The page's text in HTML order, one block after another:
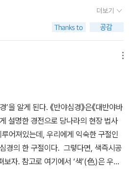
니다.시간을 가지고 두고두고 반복해서
이나마 다가갈 수 있지 않을까 싶네
혼'에서 주인공들이 '반야바라밀'이라 읊
'아제아제 바라아제', '색즉시공', '사바
용한 영화제목들 가끔식 접하곤 했었지
총 260자로 구성된 경전으로 원래 60
의 핵심을 응축해 담은 것이랍니다.내
어떻게 하면 반야(오묘한 지혜)를 이
있는지 들려주는 이야기라 하구요.일
다'와 '색즉시공 공즉시색', 그리고 '아제
의 세계관이자 신념, 철학이라고 생각
이 불교를 쓰는 게 크게불편하지 않기
지만그래도 이 책이 솔직히 마냥 술술
의 신앙이 불교였을 뿐저는 그저 엄마
초파일에나 절에 기웃거리는날라리 허
한계가 많이 느껴졌습니다. 하지만
지 않을 때는각 챕터마다 마지막에 한
도 생각에 잠기게 되고 위안이 되고, 지
필요가 없는지어렴풋하게나마 답을
바꾸면 '현실을 바꾸고 싶다'는 헛된 생각
집중하게 된다. 일상에 매몰되지 않고,
거도 미래도 없다.오로지 고요한 지금
이 없고 시간의 밖에 있다.사람이 현재,
없는 시공의 족쇄에 묶여 있는 것 같지
, 영혼의 가장 깊은 곳에 있는 본성은
는 자유로운 경지로 안내한다._ 7장. 현
없다 p.252세상을 이처럼 유연한 마음
가는 사라질 것들이고, 지금도 계속 사
도 마찬가지로 지금의 일일뿐이다. 그
자. 그럴수록 그 생각이 강해질 뿐이다.
야심경에서 말하는 인연에 따르는 삶,
고 심란한 이들에게는 눈앞의 안개가
보이는 모든 것들은
를 일반인도 쉽게 이해할 수 있도록 현
여 년 동안 해오고 있다. 이 책에서 저
대인의 상황에 맞게, 이해하기 쉬운 내
그래서 불교 경전을 처음 접하는 불교
이 마음 챙김을 원하고, 마음의 평온을
이라는 부담감 없이 편하게 읽을 수 있
若)는 사물 본연에 대한 비범한 깨달음
피안에 도달한다는 뜻이랍니다. 저자
어 설명합니다. 보시(布施), 지계(持
), 선정(禪定), 반야(般若)의 의미가
이 불교에서 말하는 육바라밀을 수행할
을 따라가다 보면 반야심경 전문의 의
융은 정말 탁월한 불교학자입니다. 이
표현하는 육바라밀(六波羅蜜), 오계
(十二因緣), 사체(四諦). 등과 같은
명하고 있습니다. 이 책 한 권이면, 반야
분합니다. 결국 불교 가르침의 핵심은
더보기
을 알게 된다. 《반야심경》은《대반야바
설명한 경전으로 당나라의 현장 법사
어져있는데, 우리에게 익숙한 구절인
경의 한 구절이다. 그렇다면, 색즉시공
자. 참고로 여기에서 ‘색’(色)은 우리